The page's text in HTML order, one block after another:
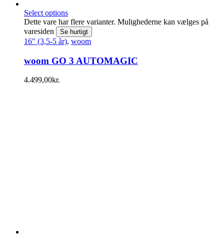
Select options
Dette vare har flere varianter. Mulighederne kan vælges på
varesiden
Se hurtigt
16" (3,5-5 år), woom
woom GO 3 AUTOMAGIC
4.499,00kr.